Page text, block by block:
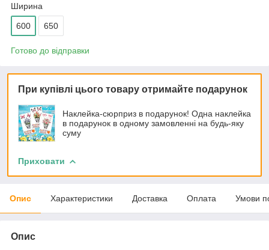
Ширина
600 650
Готово до відправки
При купівлі цього товару отримайте подарунок
Наклейка-сюрприз в подарунок! Одна наклейка
в подарунок в одному замовленні на будь-яку
суму
Приховати
Опис Характеристики Доставка Оплата Умови
Опис